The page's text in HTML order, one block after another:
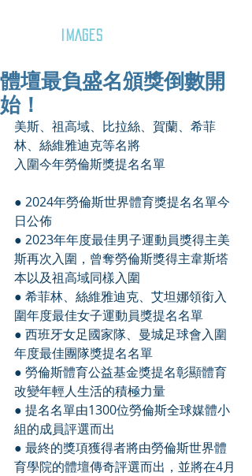
IMAGES
體壇最負盛名頒獎倒數開
始！
美斯、祖高域、比拉絲、賀蘭、希菲
林、絲維雅迪克等名將
入圍今年勞倫斯獎提名名單
● 2024年勞倫斯世界體育獎提名名單今
日公佈
● 2023年年度最佳男子運動員獎得主美
斯再次入圍，曾奪勞倫斯獎得主韋斯塔
本以及祖高域同樣入圍
● 希菲林、絲維雅迪克、艾坦娜領銜入
圍年度最佳女子運動員獎提名名單
● 西班牙女足國家隊、曼城足球會入圍
年度最佳團隊獎提名名單
● 勞倫斯體育公益基金獎提名彰顯體育
改變年輕人生活的積極力量
● 提名名單由1300位勞倫斯全球媒體小
組的成員評選而出
● 最終的獎項獲得者將由勞倫斯世界體
育學院的體壇傳奇評選而出，並將在4月